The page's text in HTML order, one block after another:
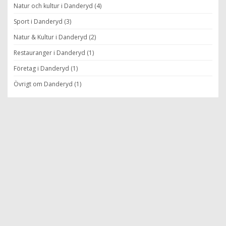
Natur och kultur i Danderyd (4)
Sport i Danderyd (3)
Natur & Kultur i Danderyd (2)
Restauranger i Danderyd (1)
Företag i Danderyd (1)
Övrigt om Danderyd (1)